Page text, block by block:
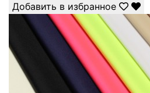
Добавить в избранное